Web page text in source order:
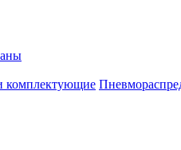
комплектующие